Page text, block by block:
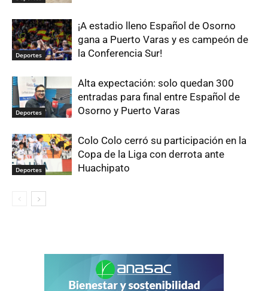
Deportes
¡A estadio lleno Español de Osorno
gana a Puerto Varas y es campeón de
la Conferencia Sur!
Deportes
Alta expectación: solo quedan 300
entradas para final entre Español de
Osorno y Puerto Varas
Deportes
Colo Colo cerró su participación en la
Copa de la Liga con derrota ante
Huachipato